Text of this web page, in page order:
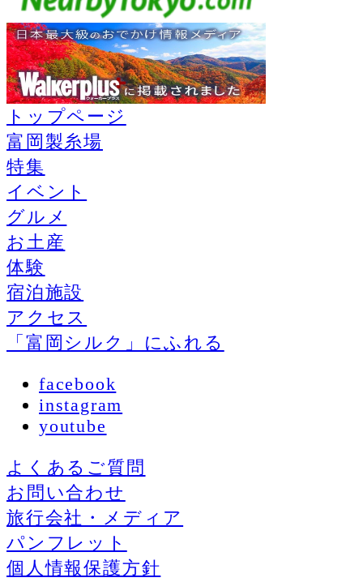
トップページ
富岡製糸場
特集
イベント
グルメ
お土産
体験
宿泊施設
アクセス
「富岡シルク」にふれる
facebook
instagram
youtube
よくあるご質問
お問い合わせ
旅行会社・メディア
パンフレット
個人情報保護方針